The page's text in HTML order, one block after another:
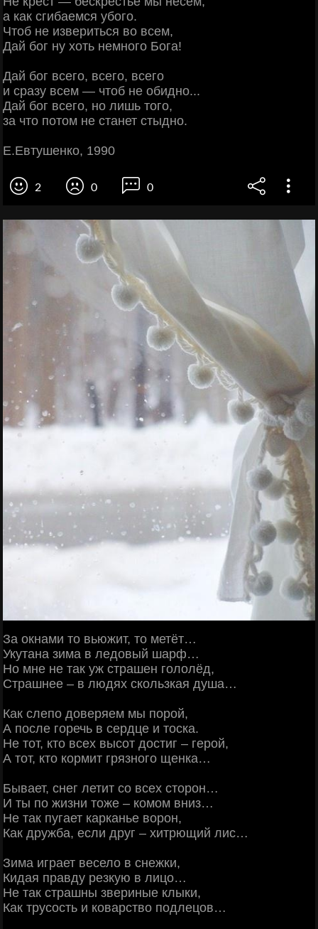
а как сгибаемся убого.
Чтоб не извериться во всем,
Дай бог ну хоть немного Бога!
Дай бог всего, всего, всего
и сразу всем — чтоб не обидно...
Дай бог всего, но лишь того,
за что потом не станет стыдно.
Е.Евтушенко, 1990
2 0 0
За окнами то вьюжит, то метёт…
Укутана зима в ледовый шарф…
Но мне не так уж страшен гололёд,
Страшнее – в людях скользкая душа…
Как слепо доверяем мы порой,
А после горечь в сердце и тоска.
Не тот, кто всех высот достиг – герой,
А тот, кто кормит грязного щенка…
Бывает, снег летит со всех сторон…
И ты по жизни тоже – комом вниз…
Не так пугает карканье ворон,
Как дружба, если друг – хитрющий лис…
Зима играет весело в снежки,
Кидая правду резкую в лицо…
Не так страшны звериные клыки,
Как трусость и коварство подлецов…